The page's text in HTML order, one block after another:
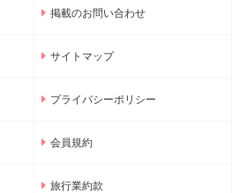
掲載のお問い合わせ
サイトマップ
プライバシーポリシー
会員規約
旅行業約款